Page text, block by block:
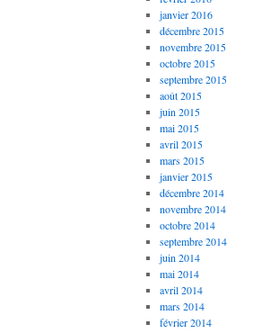
janvier 2016
décembre 2015
novembre 2015
octobre 2015
septembre 2015
août 2015
juin 2015
mai 2015
avril 2015
mars 2015
janvier 2015
décembre 2014
novembre 2014
octobre 2014
septembre 2014
juin 2014
mai 2014
avril 2014
mars 2014
février 2014